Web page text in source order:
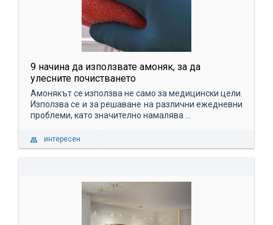
9 начина да използвате амоняк, за да
улесните почистването
Амонякът се използва не само за медицински цели.
Използва се и за решаване на различни ежедневни
проблеми, като значително намалява ...
интересен